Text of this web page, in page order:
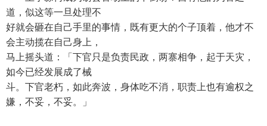
道，似这等一旦处理不
好就会砸在自己手里的事情，既有更大的个子顶着，他才不
会主动揽在自己身上，
马上摇头道：「下官只是负责民政，两寨相争，起于天灾，
如今已经发展成了械
斗。下官老朽，如此奔波，身体吃不消，职责上也有逾权之
嫌，不妥，不妥。」